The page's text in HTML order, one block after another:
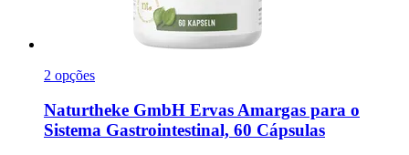
2 opções
Naturtheke GmbH Ervas Amargas para o
Sistema Gastrointestinal, 60 Cápsulas